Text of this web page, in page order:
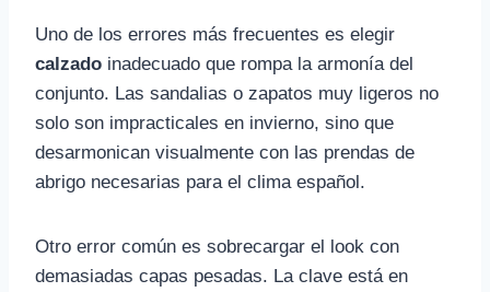
Uno de los errores más frecuentes es elegir
calzado inadecuado que rompa la armonía del
conjunto. Las sandalias o zapatos muy ligeros no
solo son impracticales en invierno, sino que
desarmonican visualmente con las prendas de
abrigo necesarias para el clima español.
Otro error común es sobrecargar el look con
demasiadas capas pesadas. La clave está en